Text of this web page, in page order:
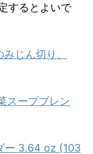
するとよいで
じん切り、
スープブレン
ー 3.64 oz (103